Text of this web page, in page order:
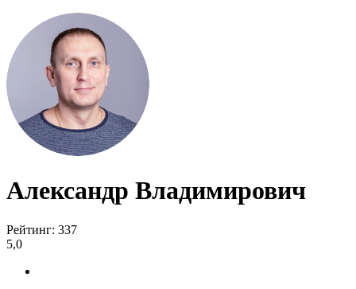
Александр Владимирович
Рейтинг: 337
5,0